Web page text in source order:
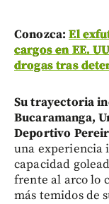
Conozca:El
cargos en EE.
drogas tras
Su trayectoria
Bucaramanga,
Deportivo
una experiencia
capacidad
frente al arco lo
más temidos de